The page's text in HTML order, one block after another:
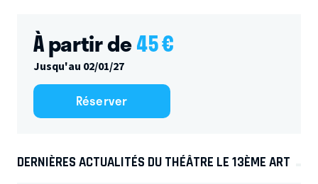
À partir de45€
Jusqu'au 02/01/27
Réserver
DERNIÈRES ACTUALITÉS DU THÉÂTRE LE 13ÈME ART